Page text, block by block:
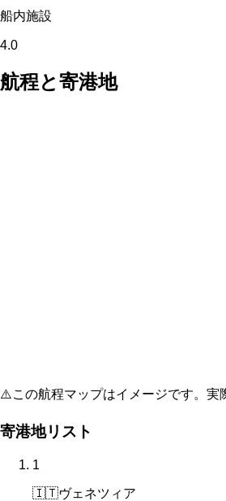
船内施設
4.0
航程と寄港地
⚠️この航程マップはイメージです。実
寄港地リスト
1
🇮🇹ヴェネツィア